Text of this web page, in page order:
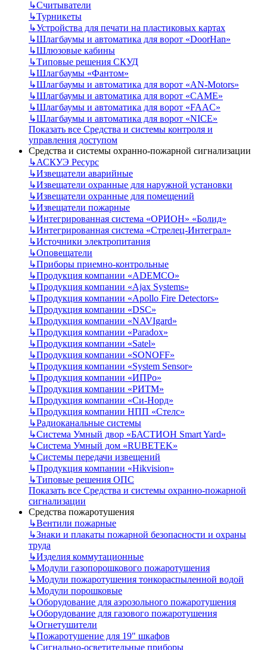
↳Считыватели
↳Турникеты
↳Устройства для печати на пластиковых картах
↳Шлагбаумы и автоматика для ворот «DoorHan»
↳Шлюзовые кабины
↳Типовые решения СКУД
↳Шлагбаумы «Фантом»
↳Шлагбаумы и автоматика для ворот «AN-Motors»
↳Шлагбаумы и автоматика для ворот «CAME»
↳Шлагбаумы и автоматика для ворот «FAAC»
↳Шлагбаумы и автоматика для ворот «NICE»
Показать все Средства и системы контроля и
управления доступом
Средства и системы охранно-пожарной сигнализации
↳АСКУЭ Ресурс
↳Извещатели аварийные
↳Извещатели охранные для наружной установки
↳Извещатели охранные для помещений
↳Извещатели пожарные
↳Интегрированная система «ОРИОН» «Болид»
↳Интегрированная система «Стрелец-Интеграл»
↳Источники электропитания
↳Оповещатели
↳Приборы приемно-контрольные
↳Продукция компании «ADEMCO»
↳Продукция компании «Ajax Systems»
↳Продукция компании «Apollo Fire Detectors»
↳Продукция компании «DSC»
↳Продукция компании «NAVIgard»
↳Продукция компании «Paradox»
↳Продукция компании «Satel»
↳Продукция компании «SONOFF»
↳Продукция компании «System Sensor»
↳Продукция компании «ИПРо»
↳Продукция компании «РИТМ»
↳Продукция компании «Си-Норд»
↳Продукция компании НПП «Стелс»
↳Радиоканальные системы
↳Система Умный двор «БАСТИОН Smart Yard»
↳Система Умный дом «RUBETEK»
↳Системы передачи извещений
↳Продукция компании «Hikvision»
↳Типовые решения ОПС
Показать все Средства и системы охранно-пожарной
сигнализации
Средства пожаротушения
↳Вентили пожарные
↳Знаки и плакаты пожарной безопасности и охраны
труда
↳Изделия коммутационные
↳Модули газопорошкового пожаротушения
↳Модули пожаротушения тонкораспыленной водой
↳Модули порошковые
↳Оборудование для аэрозольного пожаротушения
↳Оборудование для газового пожаротушения
↳Огнетушители
↳Пожаротушение для 19" шкафов
↳Сигнально-осветительные приборы